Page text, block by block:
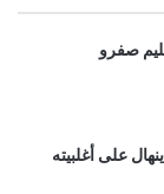
صفرو
على أغلبيته